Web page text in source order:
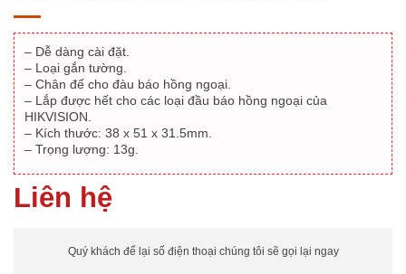
– Dễ dàng cài đặt.
– Loại gắn tường.
– Chân đế cho đàu báo hồng ngoại.
– Lắp được hết cho các loại đầu báo hồng ngoại của
HIKVISION.
– Kích thước: 38 x 51 x 31.5mm.
– Trọng lượng: 13g.
Liên hệ
Quý khách để lại số điện thoại chúng tôi sẽ gọi lại ngay